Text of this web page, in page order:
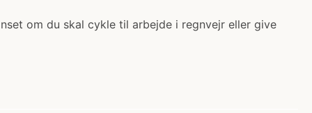
om du skal cykle til arbejde i regnvejr eller give